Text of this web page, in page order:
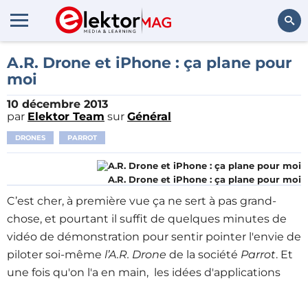
Rechercher
A.R. Drone et iPhone : ça plane pour
moi
10 décembre 2013
par Elektor Team sur Général
DRONES PARROT
A.R. Drone et iPhone : ça plane pour moi
C’est cher, à première vue ça ne sert à pas grand-
chose, et pourtant il suffit de quelques minutes de
vidéo de démonstration pour sentir pointer l'envie de
piloter soi-même l’A.R. Drone de la société Parrot. Et
une fois qu'on l'a en main, les idées d'applications